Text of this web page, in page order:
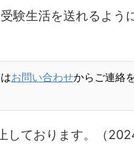
験生活を送れるよう
お問い合わせからご連絡
しております。（